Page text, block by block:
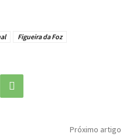
Figueira da Foz
Próximo artigo